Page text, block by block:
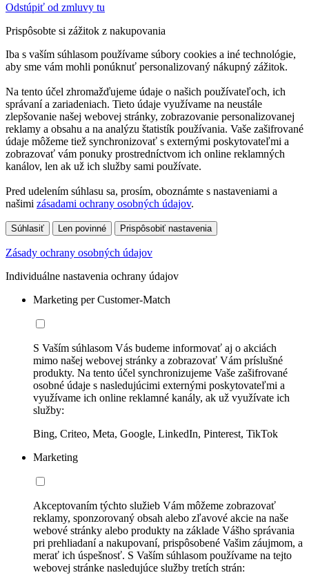
Odstúpiť od zmluvy tu
Prispôsobte si zážitok z nakupovania
Iba s vaším súhlasom používame súbory cookies a iné technológie,
aby sme vám mohli ponúknuť personalizovaný nákupný zážitok.
Na tento účel zhromažďujeme údaje o našich používateľoch, ich
správaní a zariadeniach. Tieto údaje využívame na neustále
zlepšovanie našej webovej stránky, zobrazovanie personalizovanej
reklamy a obsahu a na analýzu štatistík používania. Vaše zašifrované
údaje môžeme tiež synchronizovať s externými poskytovateľmi a
zobrazovať vám ponuky prostredníctvom ich online reklamných
kanálov, len ak už ich služby sami používate.
Pred udelením súhlasu sa, prosím, oboznámte s nastaveniami a
našimi zásadami ochrany osobných údajov.
Súhlasiť Len povinné Prispôsobiť nastavenia
Zásady ochrany osobných údajov
Individuálne nastavenia ochrany údajov
Marketing per Customer-Match
S Vaším súhlasom Vás budeme informovať aj o akciách
mimo našej webovej stránky a zobrazovať Vám príslušné
produkty. Na tento účel synchronizujeme Vaše zašifrované
osobné údaje s nasledujúcimi externými poskytovateľmi a
využívame ich online reklamné kanály, ak už využívate ich
služby:
Bing, Criteo, Meta, Google, LinkedIn, Pinterest, TikTok
Marketing
Akceptovaním týchto služieb Vám môžeme zobrazovať
reklamy, sponzorovaný obsah alebo zľavové akcie na naše
webové stránky alebo produkty na základe Vášho správania
pri prehliadaní a nakupovaní, prispôsobené Vašim záujmom, a
merať ich úspešnosť. S Vaším súhlasom používame na tejto
webovej stránke nasledujúce služby tretích strán: